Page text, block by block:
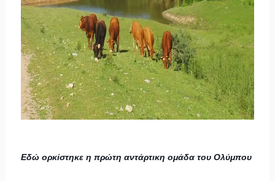
Εδώ ορκίστηκε η πρώτη αντάρτικη ομάδα του Ολύμπου